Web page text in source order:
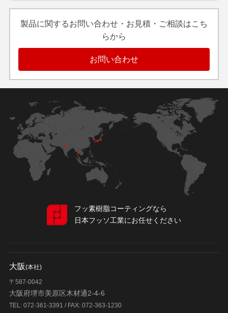
製品に関するお問い合わせ・お見積・ご相談はこち
らから
お問い合わせ
フッ素樹脂コーティングなら
日本フッソ工業にお任せください
大阪(本社)
〒587-0042
大阪府堺市美原区木材通2-4-6
TEL: 072-361-3391 / FAX: 072-363-1230